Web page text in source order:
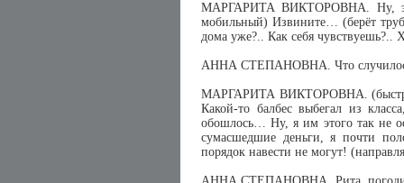
МАРГАРИТА ВИКТОРОВНА. Ну, это
мобильный) Извините… (берёт
дома уже?.. Как себя чувствуешь?..
АННА СТЕПАНОВНА. Что
МАРГАРИТА ВИКТОРОВНА. (быстро
Какой-то балбес выбегал из
обошлось… Ну, я им этого так не
сумасшедшие деньги, я почти
порядок навести не могут!